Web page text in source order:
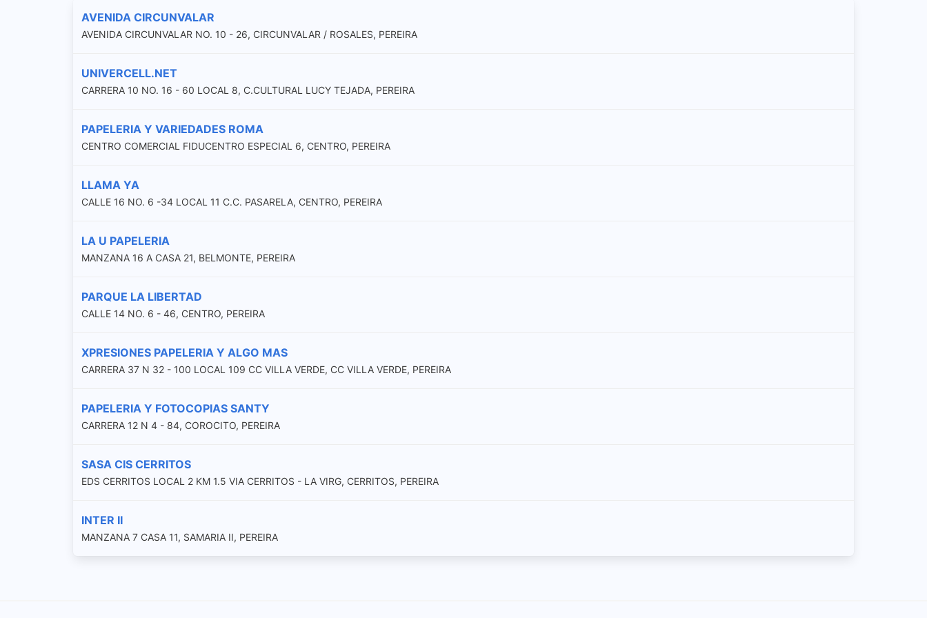
AVENIDA CIRCUNVALAR
AVENIDA CIRCUNVALAR NO. 10 - 26, CIRCUNVALAR / ROSALES, PEREIRA
UNIVERCELL.NET
CARRERA 10 NO. 16 - 60 LOCAL 8, C.CULTURAL LUCY TEJADA, PEREIRA
PAPELERIA Y VARIEDADES ROMA
CENTRO COMERCIAL FIDUCENTRO ESPECIAL 6, CENTRO, PEREIRA
LLAMA YA
CALLE 16 NO. 6 -34 LOCAL 11 C.C. PASARELA, CENTRO, PEREIRA
LA U PAPELERIA
MANZANA 16 A CASA 21, BELMONTE, PEREIRA
PARQUE LA LIBERTAD
CALLE 14 NO. 6 - 46, CENTRO, PEREIRA
XPRESIONES PAPELERIA Y ALGO MAS
CARRERA 37 N 32 - 100 LOCAL 109 CC VILLA VERDE, CC VILLA VERDE, PEREIRA
PAPELERIA Y FOTOCOPIAS SANTY
CARRERA 12 N 4 - 84, COROCITO, PEREIRA
SASA CIS CERRITOS
EDS CERRITOS LOCAL 2 KM 1.5 VIA CERRITOS - LA VIRG, CERRITOS, PEREIRA
INTER II
MANZANA 7 CASA 11, SAMARIA II, PEREIRA